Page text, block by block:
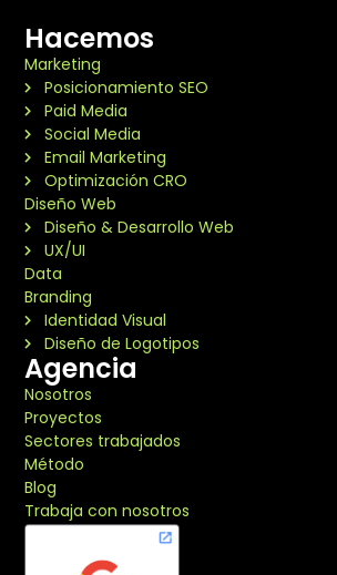
Hacemos
Marketing
Posicionamiento SEO
Paid Media
Social Media
Email Marketing
Optimización CRO
Diseño Web
Diseño & Desarrollo Web
UX/UI
Data
Branding
Identidad Visual
Diseño de Logotipos
Agencia
Nosotros
Proyectos
Sectores trabajados
Método
Blog
Trabaja con nosotros